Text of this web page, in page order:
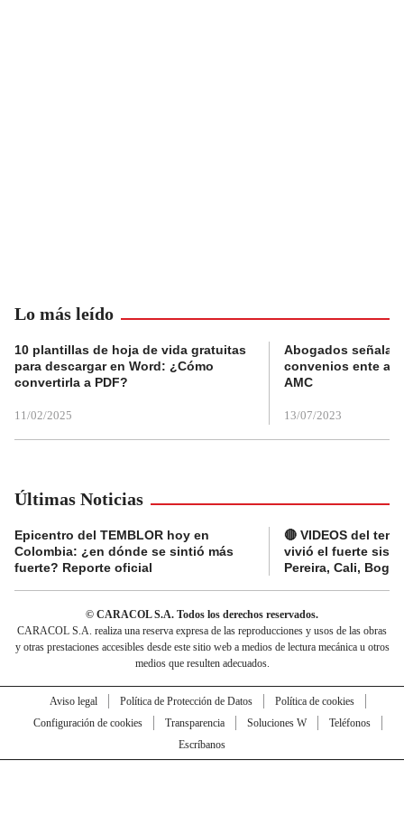
Lo más leído
10 plantillas de hoja de vida gratuitas
para descargar en Word: ¿Cómo
convertirla a PDF?
11/02/2025
Abogados
convenios ente
AMC
13/07/2023
Últimas Noticias
Epicentro del TEMBLOR hoy en
Colombia: ¿en dónde se sintió más
fuerte? Reporte oficial
🔴 VIDEOS del
vivió el fuerte
Pereira, Cali,
© CARACOL S.A. Todos los derechos reservados.
CARACOL S.A. realiza una reserva expresa de las reproducciones y usos de las obras
y otras prestaciones accesibles desde este sitio web a medios de lectura mecánica u otros
medios que resulten adecuados.
Aviso legal Política de Protección de Datos
Política de cookies
Configuración de cookies
Transparencia Soluciones W
Teléfonos
Escríbanos